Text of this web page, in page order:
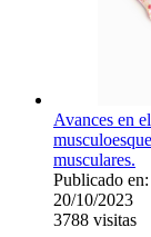
Avances en
musculares.
Publicado en:
20/10/2023
3788 visitas